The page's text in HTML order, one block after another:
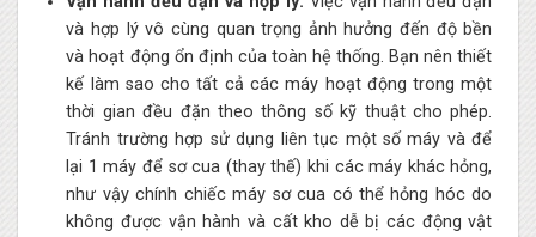
và hợp lý vô cùng quan trọng ảnh hưởng đến độ bền
và hoạt động ổn định của toàn hệ thống. Bạn nên thiết
kế làm sao cho tất cả các máy hoạt động trong một
thời gian đều đặn theo thông số kỹ thuật cho phép.
Tránh trường hợp sử dụng liên tục một số máy và để
lại 1 máy để sơ cua (thay thế) khi các máy khác hỏng,
như vậy chính chiếc máy sơ cua có thể hỏng hóc do
không được vận hành và cất kho dễ bị các động vật